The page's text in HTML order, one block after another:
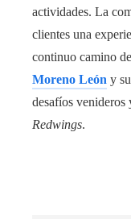
actividades. La
clientes una
continuo camino
Moreno León y
desafíos
Redwings.